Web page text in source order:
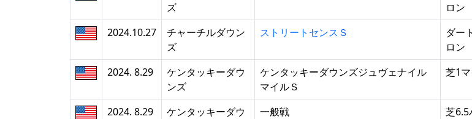
ズ
ロン
2024.10.27
チャーチルダウン
ズ
ストリートセンスＳ
ダー
ロン
2024. 8.29
ケンタッキーダウ
ンズ
ケンタッキーダウンズジュヴェナイル
マイルＳ
芝1
2024. 8.29
ケンタッキーダウ
一般戦 芝6.5